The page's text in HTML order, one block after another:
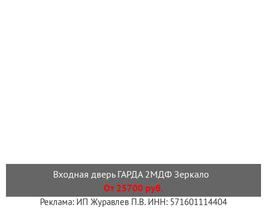
Входная дверь ГАРДА 2МДФ Зеркало
От 25700 руб.
Реклама: ИП Журавлев П.В. ИНН: 571601114404